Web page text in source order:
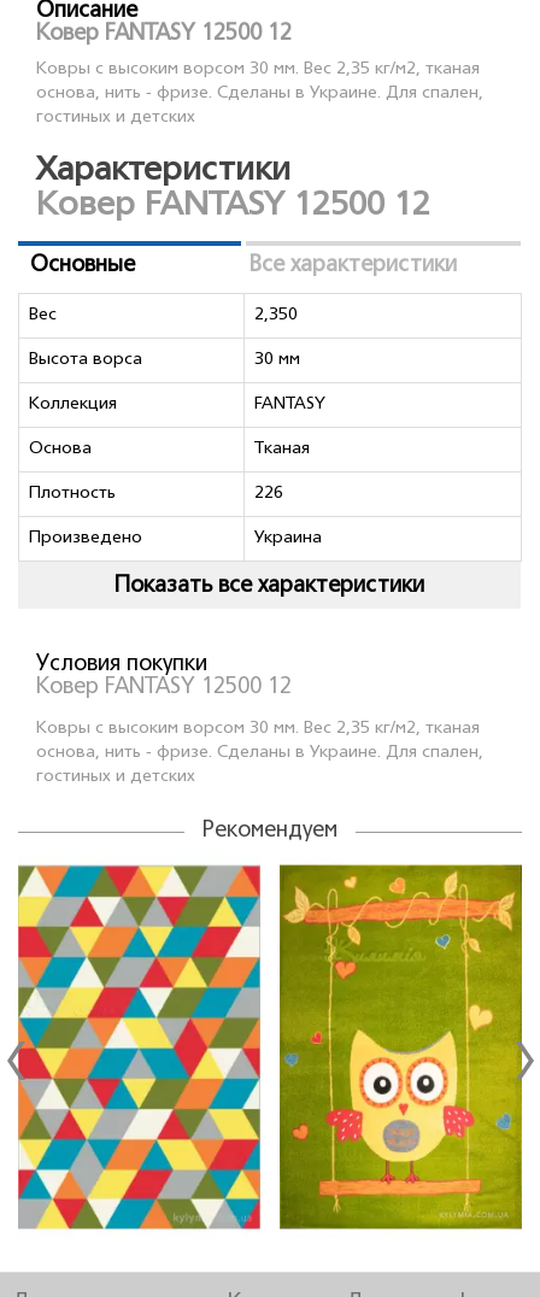
Описание
Ковер FANTASY 12500 12
Ковры с высоким ворсом 30 мм. Вес 2,35 кг/м2, тканая
основа, нить - фризе. Сделаны в Украине. Для спален,
гостиных и детских
Характеристики
Ковер FANTASY 12500 12
Основные Все характеристики
Вес 2,350
Высота ворса 30 мм
Коллекция FANTASY
Основа Тканая
Плотность 226
Произведено Украина
Показать все характеристики
Условия покупки
Ковер FANTASY 12500 12
Ковры с высоким ворсом 30 мм. Вес 2,35 кг/м2, тканая
основа, нить - фризе. Сделаны в Украине. Для спален,
гостиных и детских
Рекомендуем